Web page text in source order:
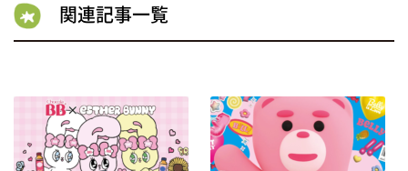
関連記事一覧